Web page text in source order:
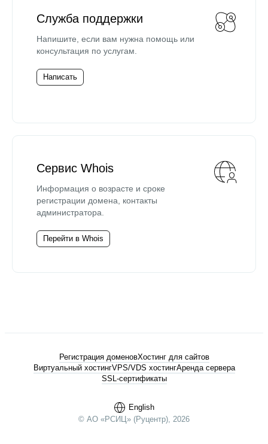
Служба поддержки
Напишите, если вам нужна помощь или
консультация по услугам.
Написать
Сервис Whois
Информация о возрасте и сроке
регистрации домена, контакты
администратора.
Перейти в Whois
English
© АО «РСИЦ» (Руцентр), 2026
Регистрация доменовХостинг для сайтов
Виртуальный хостингVPS/VDS хостингАренда сервера
SSL-сертификаты